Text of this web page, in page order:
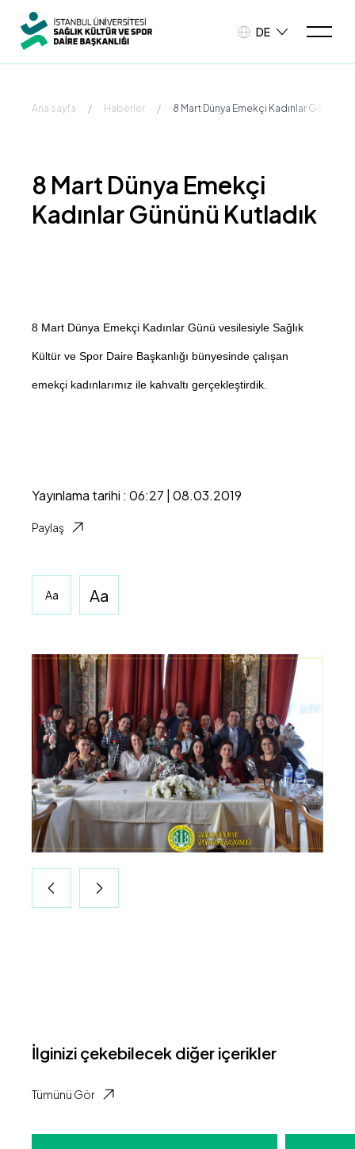
DE
Ana sayfa / Haberler / 8 Mart Dünya Emekçi Kadınlar Gününü
8 Mart Dünya Emekçi
Kadınlar Gününü Kutladık
8 Mart Dünya Emekçi Kadınlar Günü vesilesiyle Sağlık
Kültür ve Spor Daire Başkanlığı bünyesinde çalışan
emekçi kadınlarımız ile kahvaltı gerçekleştirdik.
Yayınlama tarihi : 06:27 | 08.03.2019
Paylaş
Aa Aa
İlginizi çekebilecek diğer içerikler
Tümünü Gör